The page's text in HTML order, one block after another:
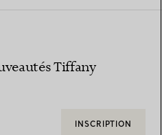
Tiffany
INSCRIPTION